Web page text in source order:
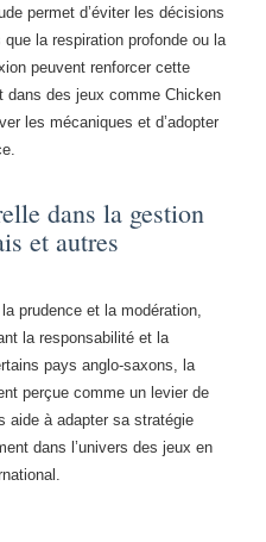
permet d’éviter les décisions
la respiration profonde ou la
peuvent renforcer cette
dans des jeux comme Chicken
les mécaniques et d’adopter
dans la gestion
et autres
prudence et la modération,
la responsabilité et la
pays anglo-saxons, la
perçue comme un levier de
aide à adapter sa stratégie
dans l’univers des jeux en